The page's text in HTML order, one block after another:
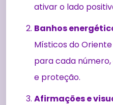
ativar o lado
Banhos
Místicos do
para cada
e proteção.
Afirmações e